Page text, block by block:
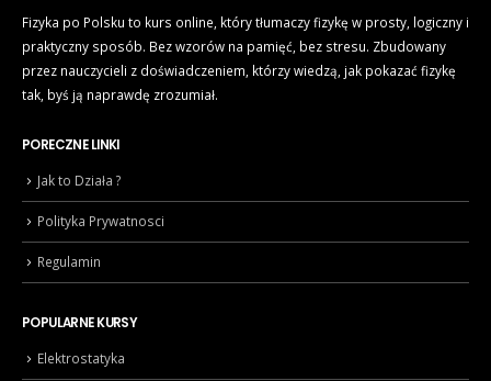
Fizyka po Polsku to kurs online, który tłumaczy fizykę w prosty, logiczny i
praktyczny sposób. Bez wzorów na pamięć, bez stresu. Zbudowany
przez nauczycieli z doświadczeniem, którzy wiedzą, jak pokazać fizykę
tak, byś ją naprawdę zrozumiał.
PORECZNE LINKI
Jak to Działa ?
Polityka Prywatnosci
Regulamin
POPULARNE KURSY
Elektrostatyka